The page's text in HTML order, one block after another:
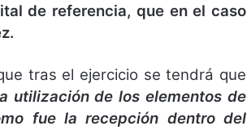
de referencia, que en el caso
tras el ejercicio se tendrá que
utilización de los elementos de
fue la recepción dentro del